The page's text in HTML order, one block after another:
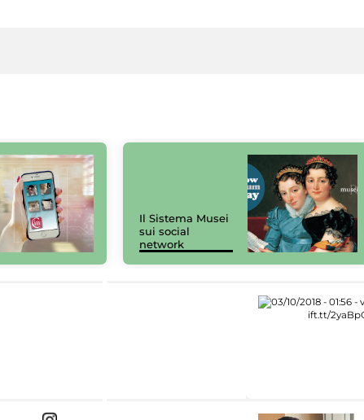
Il Sistema Musei
sui social
network